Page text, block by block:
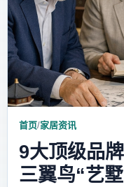
时尚饰家
家具知识
家装攻略
首页/家居资讯
9大顶级品
三翼鸟“艺